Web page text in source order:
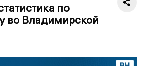
по
во Владимирской